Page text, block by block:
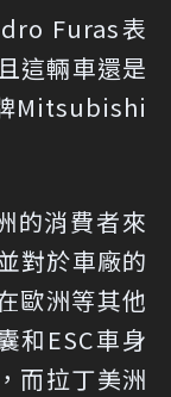
Furas表
這輛車還是
Mitsubishi
的消費者來
對於車廠的
歐洲等其他
和ESC車身
而拉丁美洲